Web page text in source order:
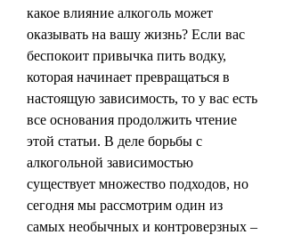
какое влияние алкоголь может
оказывать на вашу жизнь? Если вас
беспокоит привычка пить водку,
которая начинает превращаться в
настоящую зависимость, то у вас есть
все основания продолжить чтение
этой статьи. В деле борьбы с
алкогольной зависимостью
существует множество подходов, но
сегодня мы рассмотрим один из
самых необычных и контроверзных –